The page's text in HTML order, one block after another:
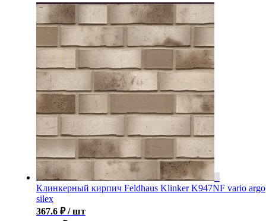
Клинкерный кирпич Feldhaus Klinker K947NF vario argo
silex
367.6 ₽ / шт